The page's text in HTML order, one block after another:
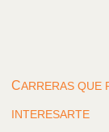
CARRERAS QUE
INTERESARTE